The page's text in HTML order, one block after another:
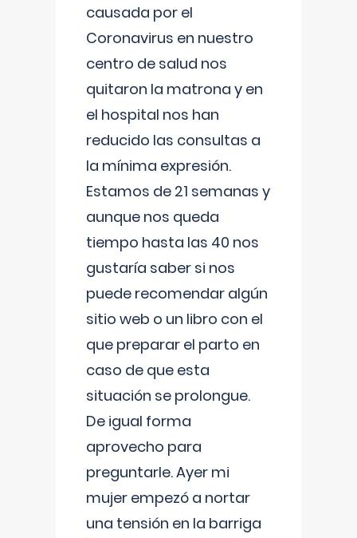
causada por el
Coronavirus en nuestro
centro de salud nos
quitaron la matrona y en
el hospital nos han
reducido las consultas a
la mínima expresión.
Estamos de 21 semanas y
aunque nos queda
tiempo hasta las 40 nos
gustaría saber si nos
puede recomendar algún
sitio web o un libro con el
que preparar el parto en
caso de que esta
situación se prolongue.
De igual forma
aprovecho para
preguntarle. Ayer mi
mujer empezó a nortar
una tensión en la barriga